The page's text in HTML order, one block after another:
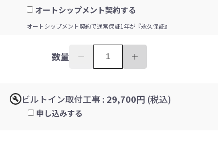
オートシップメント契約する
オートシップメント契約で通常保証1年が『永久保証』
数量
ビルトイン取付工事: 29,700円 (税込)
申し込みする